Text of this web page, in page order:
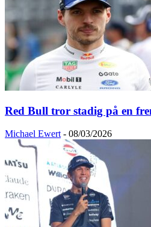
Red Bull tror stadig på en
Michael Ewert - 08/03/2026